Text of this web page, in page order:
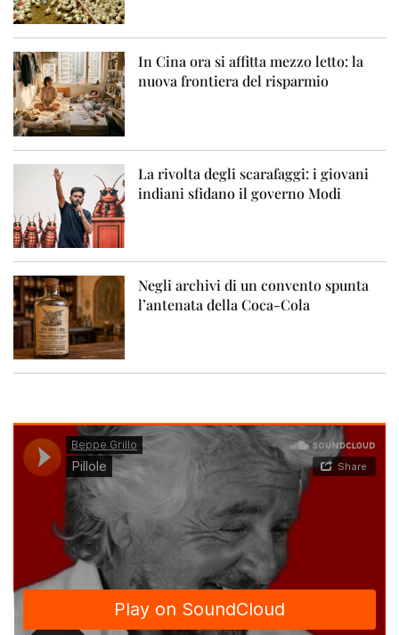
In Cina ora si affitta mezzo letto: la
nuova frontiera del risparmio
La rivolta degli scarafaggi: i giovani
indiani sfidano il governo Modi
Negli archivi di un convento spunta
l’antenata della Coca-Cola